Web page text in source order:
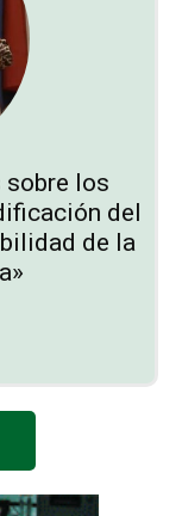
sobre los
del
de la